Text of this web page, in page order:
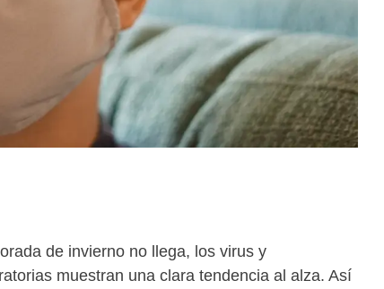
de invierno no llega, los virus y
muestran una clara tendencia al alza. Así